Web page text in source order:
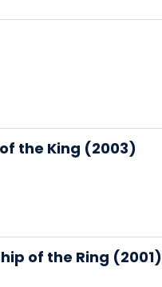
the King (2003)
of the Ring (2001)